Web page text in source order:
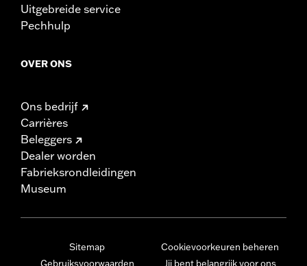
Uitgebreide service
Pechhulp
OVER ONS
Ons bedrijf
Carrières
Beleggers
Dealer worden
Fabrieksrondleidingen
Museum
Sitemap
Gebruiksvoorwaarden
Cookievoorkeuren beheren
Jij bent belangrijk voor ons